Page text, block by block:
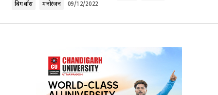
बिग बॉस मनोरंजन 09/12/2022